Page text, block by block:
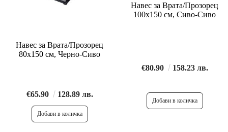
Навес за Врата/Прозорец
80х150 см, Черно-Сиво
€65.90 128.89 лв.
Навес за Врата/Прозорец
100х150 см, Сиво-Сиво
€80.90 158.23 лв.